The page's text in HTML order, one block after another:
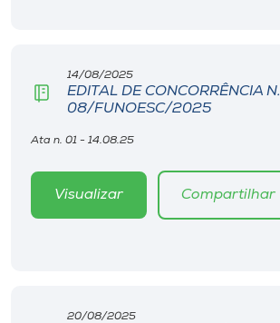
14/08/2025
EDITAL DE CONCORRÊNCIA N.
08/FUNOESC/2025
Ata n. 01 - 14.08.25
Visualizar Compartilhar
20/08/2025